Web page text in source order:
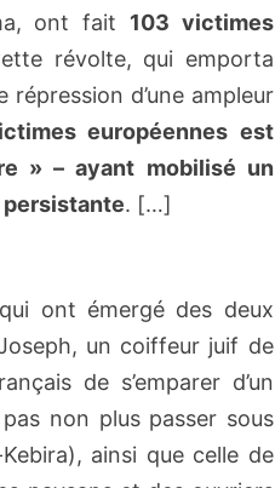
ont fait 103 victimes
révolte, qui emporta
d’une ampleur
européennes est
» – ayant mobilisé un
persistante. […]
ont émergé des deux
un coiffeur juif de
de s’emparer d’un
non plus passer sous
ainsi que celle de